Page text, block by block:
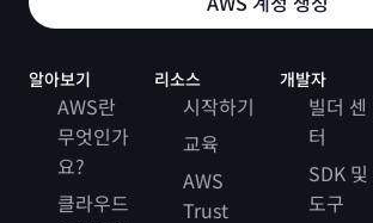
알아보기
AWS란
무엇인가
요?
클라우드
리소스
시작하기
교육
AWS
Trust
개발자
빌더 센
터
SDK 및
도구